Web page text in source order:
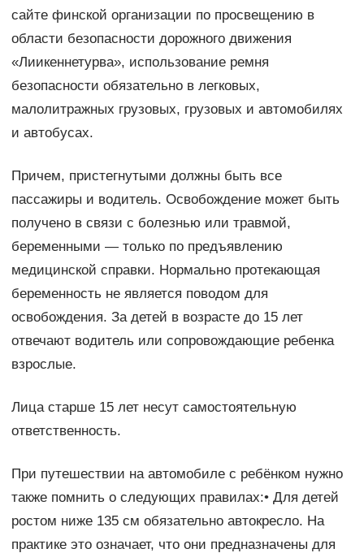
сайте финской организации по просвещению в
области безопасности дорожного движения
«Лиикеннетурва», использование ремня
безопасности обязательно в легковых,
малолитражных грузовых, грузовых и автомобилях
и автобусах.
Причем, пристегнутыми должны быть все
пассажиры и водитель. Освобождение может быть
получено в связи с болезнью или травмой,
беременными — только по предъявлению
медицинской справки. Нормально протекающая
беременность не является поводом для
освобождения. За детей в возрасте до 15 лет
отвечают водитель или сопровождающие ребенка
взрослые.
Лица старше 15 лет несут самостоятельную
ответственность.
При путешествии на автомобиле с ребёнком нужно
также помнить о следующих правилах:• Для детей
ростом ниже 135 см обязательно автокресло. На
практике это означает, что они предназначены для